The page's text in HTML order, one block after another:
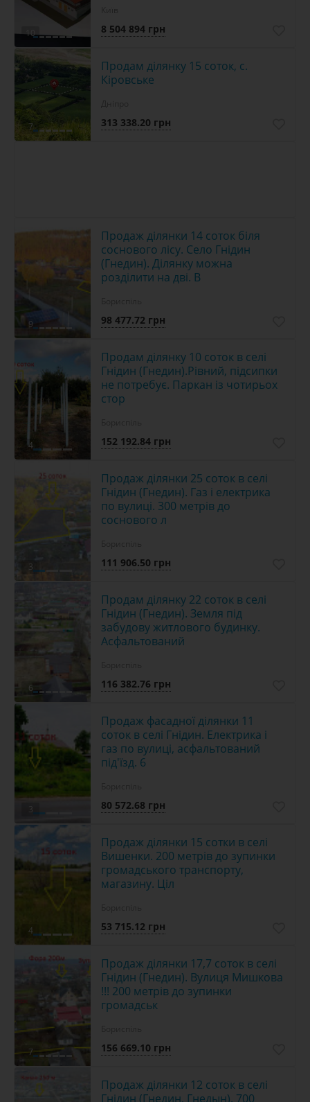
10 8 504 894 грн
7
Продам ділянку 15 соток, с.
Кіровське
313 338.20 грн
9
Продаж ділянки 14 соток біля
соснового лісу. Село Гнідин
(Гнедин). Ділянку можна
розділити на дві. В
98 477.72 грн
4
Продам ділянку 10 соток в селі
Гнідин (Гнедин).Рівний, підсипки
не потребує. Паркан із чотирьох
стор
152 192.84 грн
3
Продаж ділянки 25 соток в селі
Гнідин (Гнедин). Газ і електрика
по вулиці. 300 метрів до
соснового л
111 906.50 грн
6
Продам ділянку 22 соток в селі
Гнідин (Гнедин). Земля під
забудову житлового будинку.
Асфальтований
116 382.76 грн
3
Продаж фасадної ділянки 11
соток в селі Гнідин. Електрика і
газ по вулиці, асфальтований
під'їзд. 6
80 572.68 грн
4
Продаж ділянки 15 сотки в селі
Вишенки. 200 метрів до зупинки
громадського транспорту,
магазину. Ціл
53 715.12 грн
7
Продаж ділянки 17,7 соток в селі
Гнідин (Гнедин). Вулиця Мишкова
!!! 200 метрів до зупинки
громадськ
156 669.10 грн
Продаж ділянки 12 соток в селі
Гнідин (Гнедин, Гнедын). 700